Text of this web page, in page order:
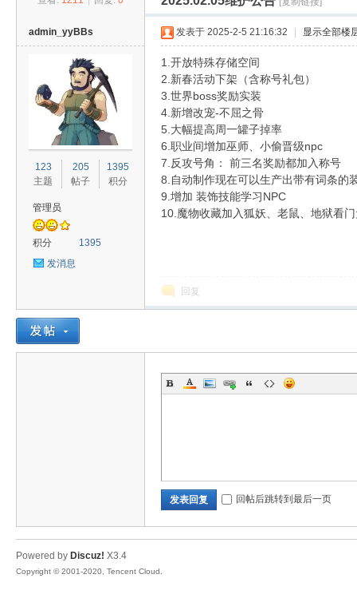
uz!
admin_yyBBs
123
主题
205
帖子
1395
积分
管理员
积分
1395
发消息
发表于 2025-2-5 21:16:32 显示全部楼
1.开放特殊存储空间
2.新春活动下架（含称号礼包）
3.世界boss奖励实装
4.新增改宠-不屈之骨
5.大幅提高周一罐子掉率
6.职业间增加巫师、小偷晋级npc
7.反攻号角： 前三名奖励都加入称号
8.自动制作现在可以生产出带有词条的
9.增加 装饰技能学习NPC
10.魔物收藏加入狐妖、老鼠、地狱看
回复
发表回复 回帖后跳转到最后一页
Powered by Discuz! X3.4
Copyright © 2001-2020, Tencent Cloud.